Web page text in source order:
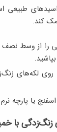
طبیعی
کند.
را از وسط
روی لکه‌های
یا پارچه
با